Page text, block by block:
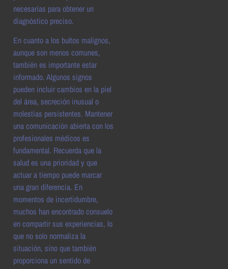
necesarias para obtener un
diagnóstico preciso.
En cuanto a los bultos malignos,
aunque son menos comunes,
también es importante estar
informado. Algunos signos
pueden incluir cambios en la piel
del área, secreción inusual o
molestias persistentes. Mantener
una comunicación abierta con los
profesionales médicos es
fundamental. Recuerda que la
salud es una prioridad y que
actuar a tiempo puede marcar
una gran diferencia. En
momentos de incertidumbre,
muchos han encontrado consuelo
en compartir sus experiencias, lo
que no solo normaliza la
situación, sino que también
proporciona un sentido de